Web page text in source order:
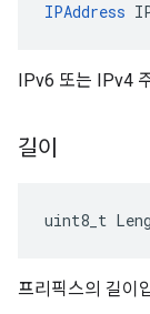
IPAddress
IPv6 또는 IPv4
길이
uint8_t
프리픽스의 길이